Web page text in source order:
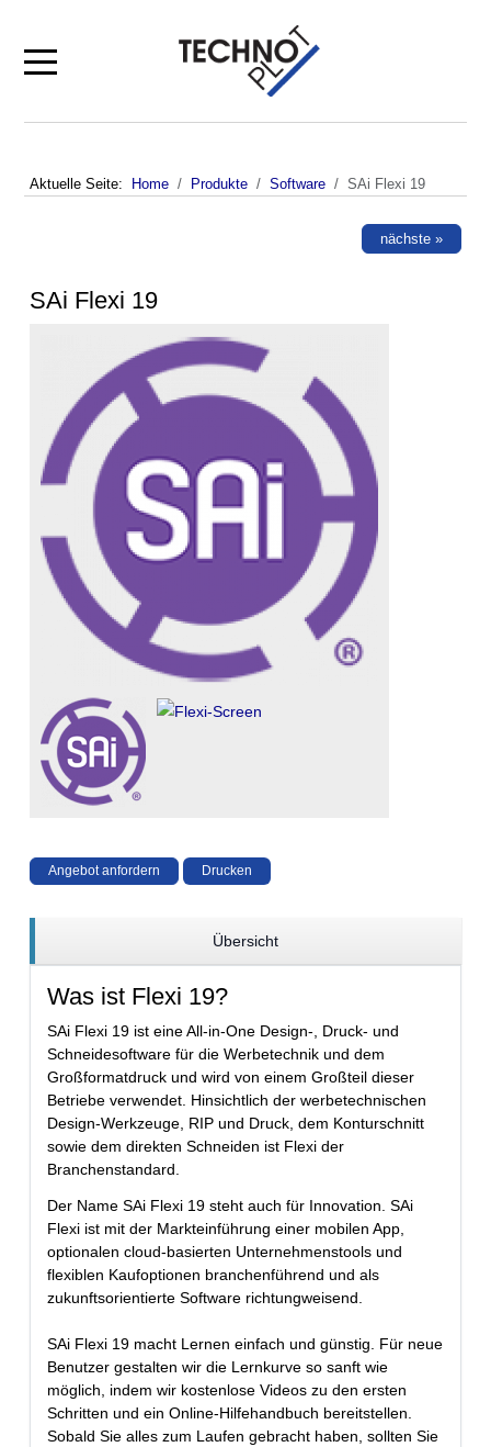
Mobile Menu Toggle
Aktuelle Seite: Home Produkte Software SAi Flexi 19
nächste »
SAi Flexi 19
Angebot anfordern Drucken
Übersicht
Was ist Flexi 19?
SAi Flexi 19 ist eine All-in-One Design-, Druck- und
Schneidesoftware für die Werbetechnik und dem
Großformatdruck und wird von einem Großteil dieser
Betriebe verwendet. Hinsichtlich der werbetechnischen
Design-Werkzeuge, RIP und Druck, dem Konturschnitt
sowie dem direkten Schneiden ist Flexi der
Branchenstandard.
Der Name SAi Flexi 19 steht auch für Innovation. SAi
Flexi ist mit der Markteinführung einer mobilen App,
optionalen cloud-basierten Unternehmenstools und
flexiblen Kaufoptionen branchenführend und als
zukunftsorientierte Software richtungweisend.
SAi Flexi 19 macht Lernen einfach und günstig. Für neue
Benutzer gestalten wir die Lernkurve so sanft wie
möglich, indem wir kostenlose Videos zu den ersten
Schritten und ein Online-Hilfehandbuch bereitstellen.
Sobald Sie alles zum Laufen gebracht haben, sollten Sie